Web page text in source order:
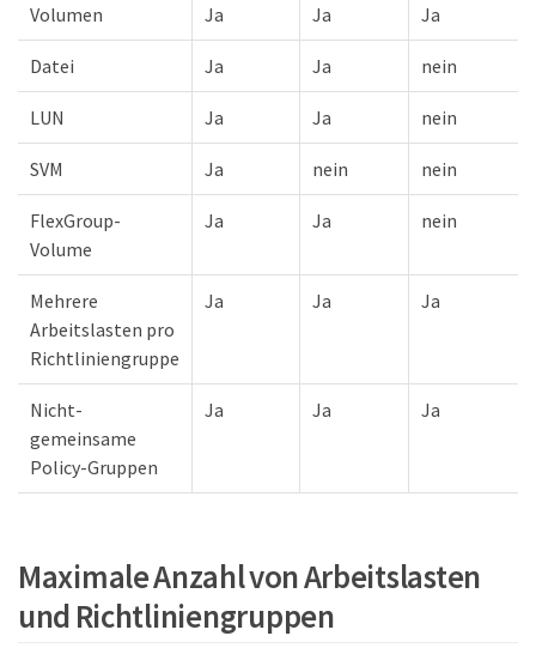
Volumen Ja Ja Ja
Datei Ja Ja nein
LUN Ja Ja nein
SVM Ja nein nein
FlexGroup-
Volume
Ja Ja nein
Mehrere
Arbeitslasten pro
Richtliniengruppe
Ja Ja Ja
Nicht-
gemeinsame
Policy-Gruppen
Ja Ja Ja
Maximale Anzahl von Arbeitslasten
und Richtliniengruppen